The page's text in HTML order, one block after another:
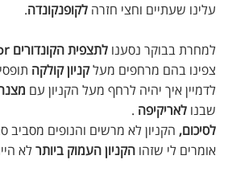
עלינו שעתיים וחצי חזרה לקופנקונדה.
למחרת בבוקר נסענו לתצפית הקונדורים Cruz del Condor,
צפינו בהם מרחפים מעלקניון קולקה
לדמיין איך יהיה לרחף מעל הקניון עם
שבנו לאריקיפה .
לסיכום, הקניון לא מרשים והנופים מסביב
אומרים לי שזהו הקניון העמוק ביותרלא